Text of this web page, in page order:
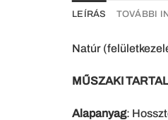
LEÍRÁS TOVÁBBI
Natúr
MŰSZAKI
Alapanyag: